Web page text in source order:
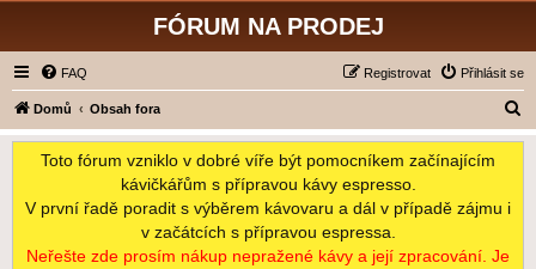
FÓRUM NA PRODEJ
FAQ Přihlásit se
Registrovat
Domů Obsah fora
l
Toto fórum vzniklo v dobré víře být pomocníkem začínajícím
kávičkářům s přípravou kávy espresso.
V první řadě poradit s výběrem kávovaru a dál v případě zájmu i
v začátcích s přípravou espressa.
Neřešte zde prosím nákup nepražené kávy a její zpracování. Je